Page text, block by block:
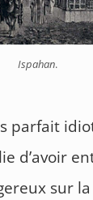
Ispahan.
parfait
d’avoir
sur la